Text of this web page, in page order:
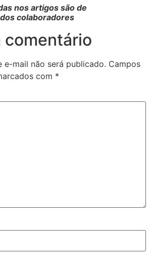
nos artigos são de
colaboradores
comentário
e-mail não será publicado. Campos
com *